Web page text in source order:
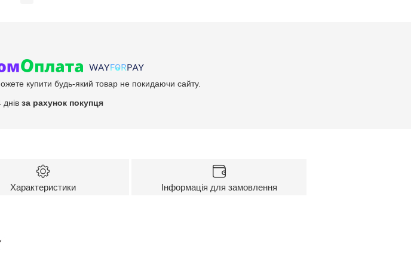
купити будь-який товар не покидаючи сайту.
за рахунок покупця
Характеристики Інформація для замовлення